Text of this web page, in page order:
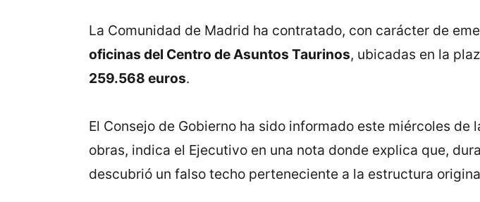
La Comunidad de Madrid ha contratado, con carácter de
oficinas del Centro de Asuntos Taurinos, ubicadas en la
259.568 euros.
El Consejo de Gobierno ha sido informado este miércoles
obras, indica el Ejecutivo en una nota donde explica que,
descubrió un falso techo perteneciente a la estructura